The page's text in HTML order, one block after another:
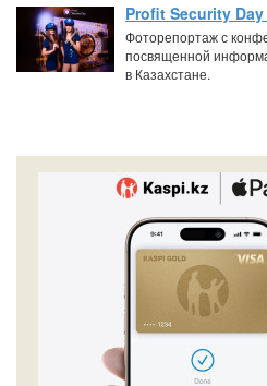
Profit Security Day
Фоторепортаж с
посвященной
в Казахстане.